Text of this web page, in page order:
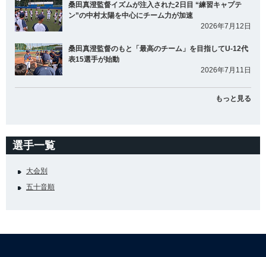
桑田真澄監督イズムが注入された2日目 “練習キャプテ
ン”の中村太陽を中心にチーム力が加速
2026年7月12日
桑田真澄監督のもと「最高のチーム」を目指してU-12代
表15選手が始動
2026年7月11日
もっと見る
選手一覧
大会別
五十音順